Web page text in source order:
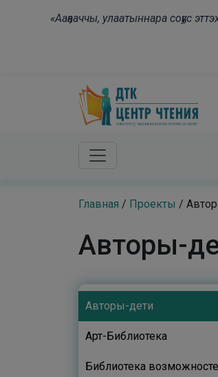
«Ааҕааччы, улаатыннара соҕус
Главная / Проекты /
Авторы-
Авторы-дети
Арт-Библиотека
Библиотека